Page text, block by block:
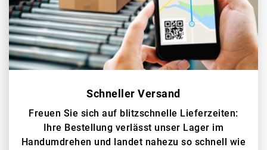
Schneller Versand
Freuen Sie sich auf blitzschnelle Lieferzeiten:
Ihre Bestellung verlässt unser Lager im
Handumdrehen und landet nahezu so schnell wie